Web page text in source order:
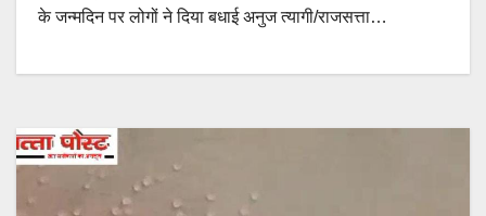
के जन्मदिन पर लोगों ने दिया बधाई अनुज त्यागी/राजसत्ता…